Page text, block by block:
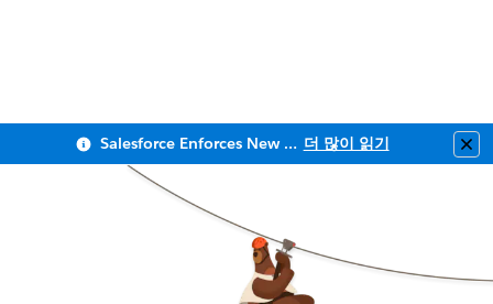
Salesforce Enforces New Security Requirements in Summer 2026 더 많이 읽기